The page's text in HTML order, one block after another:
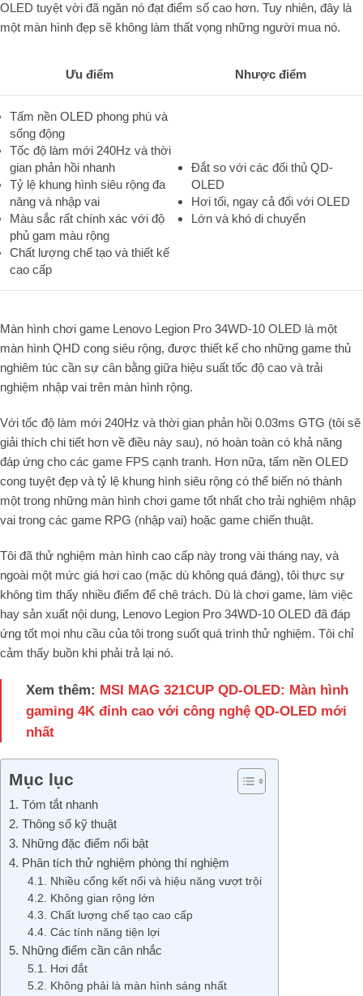
OLED tuyệt vời đã ngăn nó đạt điểm số cao hơn. Tuy nhiên, đây là
một màn hình đẹp sẽ không làm thất vọng những người mua nó.
Ưu điểm Nhược điểm
Tấm nền OLED phong phú và
sống động
Tốc độ làm mới 240Hz và thời
gian phản hồi nhanh
Tỷ lệ khung hình siêu rộng đa
năng và nhập vai
Màu sắc rất chính xác với độ
phủ gam màu rộng
Chất lượng chế tạo và thiết kế
cao cấp
Đắt so với các đối thủ QD-
OLED
Hơi tối, ngay cả đối với OLED
Lớn và khó di chuyển
Màn hình chơi game Lenovo Legion Pro 34WD-10 OLED là một
màn hình QHD cong siêu rộng, được thiết kế cho những game thủ
nghiêm túc cần sự cân bằng giữa hiệu suất tốc độ cao và trải
nghiệm nhập vai trên màn hình rộng.
Với tốc độ làm mới 240Hz và thời gian phản hồi 0.03ms GTG (tôi sẽ
giải thích chi tiết hơn về điều này sau), nó hoàn toàn có khả năng
đáp ứng cho các game FPS cạnh tranh. Hơn nữa, tấm nền OLED
cong tuyệt đẹp và tỷ lệ khung hình siêu rộng có thể biến nó thành
một trong những màn hình chơi game tốt nhất cho trải nghiệm nhập
vai trong các game RPG (nhập vai) hoặc game chiến thuật.
Tôi đã thử nghiệm màn hình cao cấp này trong vài tháng nay, và
ngoài một mức giá hơi cao (mặc dù không quá đáng), tôi thực sự
không tìm thấy nhiều điểm để chê trách. Dù là chơi game, làm việc
hay sản xuất nội dung, Lenovo Legion Pro 34WD-10 OLED đã đáp
ứng tốt mọi nhu cầu của tôi trong suốt quá trình thử nghiệm. Tôi chỉ
cảm thấy buồn khi phải trả lại nó.
Xem thêm: MSI MAG 321CUP QD-OLED: Màn hình
gaming 4K đỉnh cao với công nghệ QD-OLED mới
nhất
Mục lục
1. Tóm tắt nhanh
2. Thông số kỹ thuật
3. Những đặc điểm nổi bật
4. Phân tích thử nghiệm phòng thí nghiệm
4.1. Nhiều cổng kết nối và hiệu năng vượt trội
4.2. Không gian rộng lớn
4.3. Chất lượng chế tạo cao cấp
4.4. Các tính năng tiện lợi
5. Những điểm cần cân nhắc
5.1. Hơi đắt
5.2. Không phải là màn hình sáng nhất